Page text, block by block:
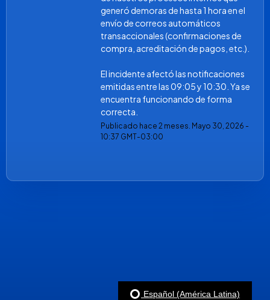
generó demoras de hasta 1 hora en el
envío de correos automáticos
transaccionales (confirmaciones de
compra, acreditación de pagos, etc.).
El incidente afectó las notificaciones
emitidas entre las 09:05 y 10:30. Ya se
encuentra funcionando de forma
correcta.
Publicado hace 2meses. Mayo 30, 2026 -
10:37 GMT-03:00
Español (América Latina)